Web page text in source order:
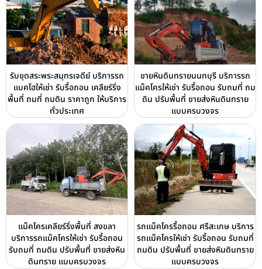
รับขุดสระพระสมุทรเจดีย์ บริการรถ
แบคโฮให้เช่า รับรื้อถอน เคลียร์ริ่ง
พื้นที่ ถมที่ ถมดิน ราคาถูก ให้บริการ
ทั่วประเทศ
ขายหินดินทรายนนทบุรี บริการรถ
แม็คโครให้เช่า รับรื้อถอน รับถมที่ ถม
ดิน ปรับพื้นที่ ขายส่งหินดินทราย
แบบครบวงจร
แม็คโครเคลียร์ริ่งพื้นที่ สงขลา
บริการรถแม็คโครให้เช่า รับรื้อถอน
รับถมที่ ถมดิน ปรับพื้นที่ ขายส่งหิน
ดินทราย แบบครบวงจร
รถแม็คโครรื้อถอน ศรีสะเกษ บริการ
รถแม็คโครให้เช่า รับรื้อถอน รับถมที่
ถมดิน ปรับพื้นที่ ขายส่งหินดินทราย
แบบครบวงจร